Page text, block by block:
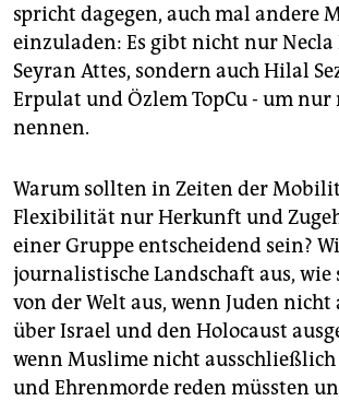
spricht dagegen, auch mal andere
einzuladen: Es gibt nicht nur Necla
Seyran Attes, sondern auch Hilal
Erpulat und Özlem TopCu - um
nennen.
Warum sollten in Zeiten der
Flexibilität nur Herkunft und
einer Gruppe entscheidend sein?
journalistische Landschaft aus, wie
von der Welt aus, wenn Juden
über Israel und den Holocaust
wenn Muslime nicht
und Ehrenmorde reden müssten